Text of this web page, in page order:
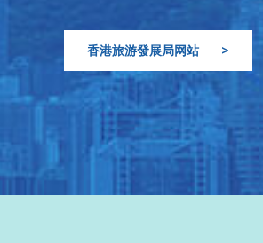
香港旅游發展局网站 >